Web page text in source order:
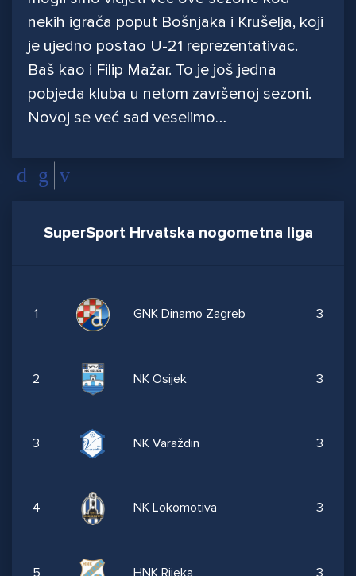
nekih igrača poput Bošnjaka i Krušelja, koji
je ujedno postao U-21 reprezentativac.
Baš kao i Filip Mažar. To je još jedna
pobjeda kluba u netom završenoj sezoni.
Novoj se već sad veselimo…
SuperSport Hrvatska nogometna liga
1 GNK Dinamo Zagreb 3
2 NK Osijek 3
3 NK Varaždin 3
4 NK Lokomotiva 3
5 HNK Rijeka 3